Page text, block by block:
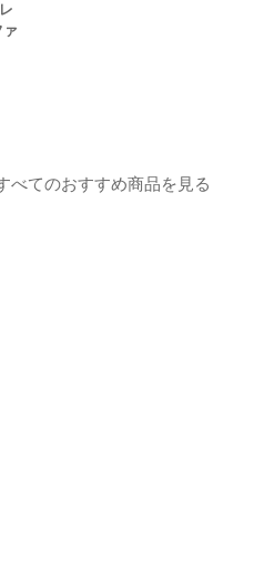
べてのおすすめ商品を見る